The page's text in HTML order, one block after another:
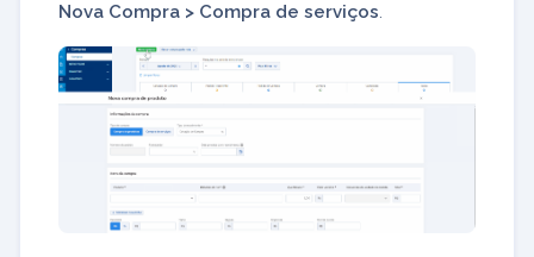
Nova Compra > Compra de serviços.